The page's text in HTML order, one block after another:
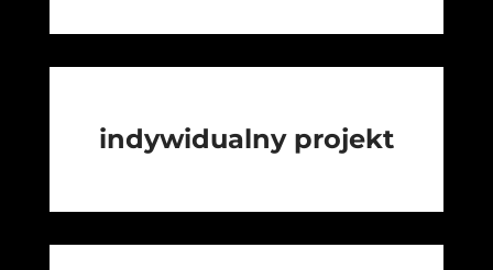
indywidualny projekt